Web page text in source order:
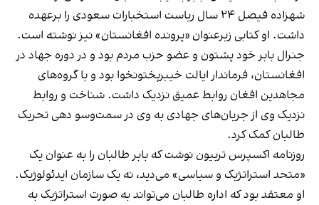
شهزاده فیصل ۲۴ سال ریاست استخبارات سعودی را برعهده
داشت. او کتابی زیرعنوان «پرونده افغانستان» نیز نوشته است.
جنرال بابر خود پشتون و عضو حزب مردم بود و در دوره جهاد در
افغانستان، فرماندار ایالت خیبرپختونخوا بود و با گروه‌های
مجاهدین افغان روابط عمیق نزدیک داشت. شناخت و روابط
نزدیک وی از جریان‌های جهادی به وی در سمت‌وسو دهی تحریک
طالبان کمک کرد.
روزنامه اکسپرس تربیون نوشت که بابر طالبان را به عنوان یک
«متحد استراتژیک و سیاسی» می‌دید، نه یک سازمان ایدئولوژیک.
او معتقد بود که اداره طالبان می‌تواند به صورت استراتژیک به